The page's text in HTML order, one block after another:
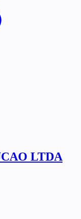
LTDA